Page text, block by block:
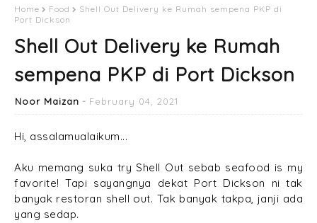
Home Food
Shell Out Delivery ke Rumah sempena PKP di
Port Dickson
Shell Out Delivery ke Rumah
sempena PKP di Port Dickson
Noor Maizan February 04, 2021
Hi, assalamualaikum...
Aku memang suka try Shell Out sebab seafood is my
favorite! Tapi sayangnya dekat Port Dickson ni tak
banyak restoran shell out. Tak banyak takpa, janji ada
yang sedap.